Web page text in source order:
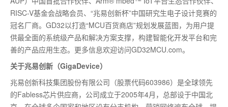
RISC-V基金会战略会员、“兆易创新杯”中国研究生电子设计竞赛的
冠名厂商。GD32以打造“MCU百货商店”规划发展蓝图，为用户提
供最全面的系统级产品和解决方案支撑，构建智能化开发平台和完
善的产品应用生态。更多信息欢迎访问GD32MCU.com。
关于兆易创新（GigaDevice）
兆易创新科技集团股份有限公司（股票代码603986）是全球领先
的Fabless芯片供应商，公司成立于2005年4月，总部设于中国北